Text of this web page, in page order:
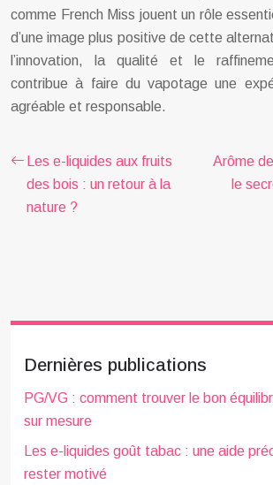
comme French Miss jouent un rôle
d’une image plus positive de cette
l’innovation, la qualité et le
contribue à faire du vapotage une
agréable et responsable.
Les e-liquides aux fruits
des bois : un retour à la
nature ?
Arôme
le
Dernières publications
PG/VG : comment trouver le bon
sur mesure
Les e-liquides goût tabac : une aide
rester motivé